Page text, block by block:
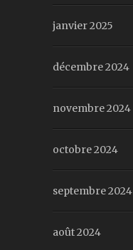
janvier 2025
décembre 2024
novembre 2024
octobre 2024
septembre 2024
août 2024